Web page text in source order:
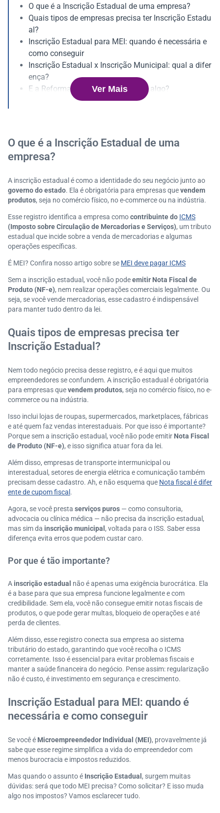
O que é a Inscrição Estadual de uma empresa?
Quais tipos de empresas precisa ter Inscrição Estadu
al?
Inscrição Estadual para MEI: quando é necessária e
como conseguir
Inscrição Estadual x Inscrição Municipal: qual a difer
ença?
E a Reforma Tributária? Vai mudar algo?
Como encontrar a inscrição estadual de uma empres
Ver Mais
O que é a Inscrição Estadual de uma
empresa?
A inscrição estadual é como a identidade do seu negócio junto ao
governo do estado. Ela é obrigatória para empresas quevendem
produtos, seja no comércio físico, no e-commerce ou na indústria.
Esse registro identifica a empresa comocontribuinte do ICMS
(Imposto sobre Circulação de Mercadorias e Serviços), um tributo
estadual que incide sobre a venda de mercadorias e algumas
operações específicas.
É MEI? Confira nosso artigo sobre se MEI deve pagar ICMS
Sem a inscrição estadual, você não podeemitir Nota Fiscal de
Produto (NF-e), nem realizar operações comerciais legalmente. Ou
seja, se você vende mercadorias, esse cadastro é indispensável
para manter tudo dentro da lei.
Quais tipos de empresas precisa ter
Inscrição Estadual?
Nem todo negócio precisa desse registro, e é aqui que muitos
empreendedores se confundem. A inscrição estadual é obrigatória
para empresas quevendem produtos, seja no comércio físico, no e-
commerce ou na indústria.
Isso inclui lojas de roupas, supermercados, marketplaces, fábricas
e até quem faz vendas interestaduais. Por que isso é importante?
Porque sem a inscrição estadual, você não pode emitir Nota Fiscal
de Produto (NF-e), e isso significa atuar fora da lei.
Além disso, empresas de transporte intermunicipal ou
interestadual, setores de energia elétrica e comunicação também
precisam desse cadastro. Ah, e não esquema que Nota fiscal é difer
ente de cupom fiscal .
Agora, se você presta serviços puros — como consultoria,
advocacia ou clínica médica — não precisa da inscrição estadual,
mas sim da inscrição municipal , voltada para o ISS. Saber essa
diferença evita erros que podem custar caro.
Por que é tão importante?
A inscrição estadual não é apenas uma exigência burocrática. Ela
é a base para que sua empresa funcione legalmente e com
credibilidade. Sem ela, você não consegue emitir notas fiscais de
produtos, o que pode gerar multas, bloqueio de operações e até
perda de clientes.
Além disso, esse registro conecta sua empresa ao sistema
tributário do estado, garantindo que você recolha o ICMS
corretamente. Isso é essencial para evitar problemas fiscais e
manter a saúde financeira do negócio. Pense assim: regularização
não é custo, é investimento em segurança e crescimento.
Inscrição Estadual para MEI: quando é
necessária e como conseguir
Se você é Microempreendedor Individual (MEI), provavelmente já
sabe que esse regime simplifica a vida do empreendedor com
menos burocracia e impostos reduzidos.
Mas quando o assunto é Inscrição Estadual , surgem muitas
dúvidas: será que todo MEI precisa? Como solicitar? E isso muda
algo nos impostos? Vamos esclarecer tudo.